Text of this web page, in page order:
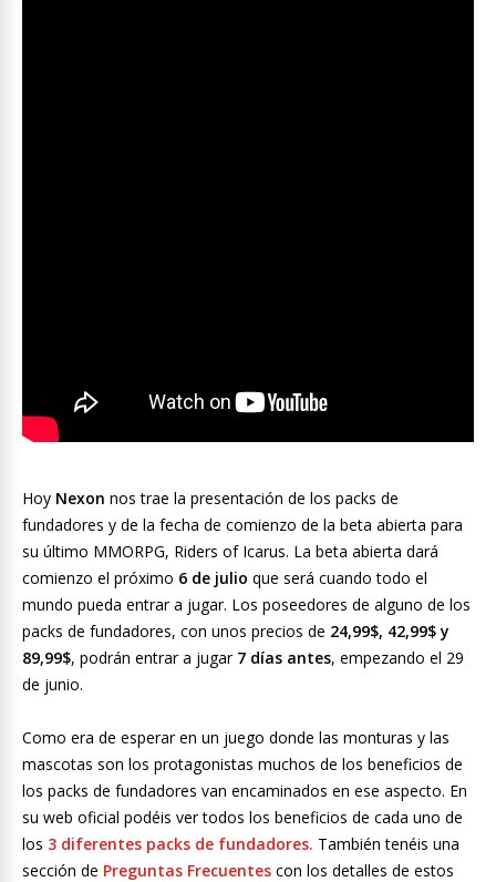
Hoy Nexon nos trae la presentación de los packs de
fundadores y de la fecha de comienzo de la beta abierta para
su último MMORPG, Riders of Icarus. La beta abierta dará
comienzo el próximo 6 de julio que será cuando todo el
mundo pueda entrar a jugar. Los poseedores de alguno de los
packs de fundadores, con unos precios de 24,99$, 42,99$ y
89,99$, podrán entrar a jugar 7 días antes, empezando el 29
de junio.
Como era de esperar en un juego donde las monturas y las
mascotas son los protagonistas muchos de los beneficios de
los packs de fundadores van encaminados en ese aspecto. En
su web oficial podéis ver todos los beneficios de cada uno de
los 3 diferentes packs de fundadores. También tenéis una
sección de Preguntas Frecuentes con los detalles de estos